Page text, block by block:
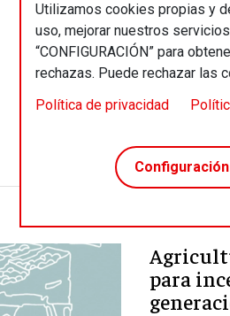
Utilizamos cookies propias y
uso, mejorar nuestros
“CONFIGURACIÓN” para
rechazas. Puede rechazar las
Política de privacidadCargo
para